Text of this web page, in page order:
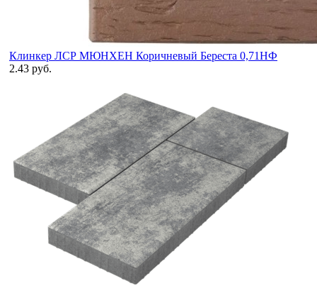
Клинкер ЛСР МЮНХЕН Коричневый Береста 0,71НФ
2.43 руб.